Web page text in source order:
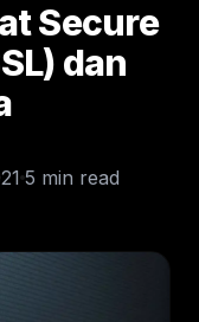
Secure
dan
5 min read